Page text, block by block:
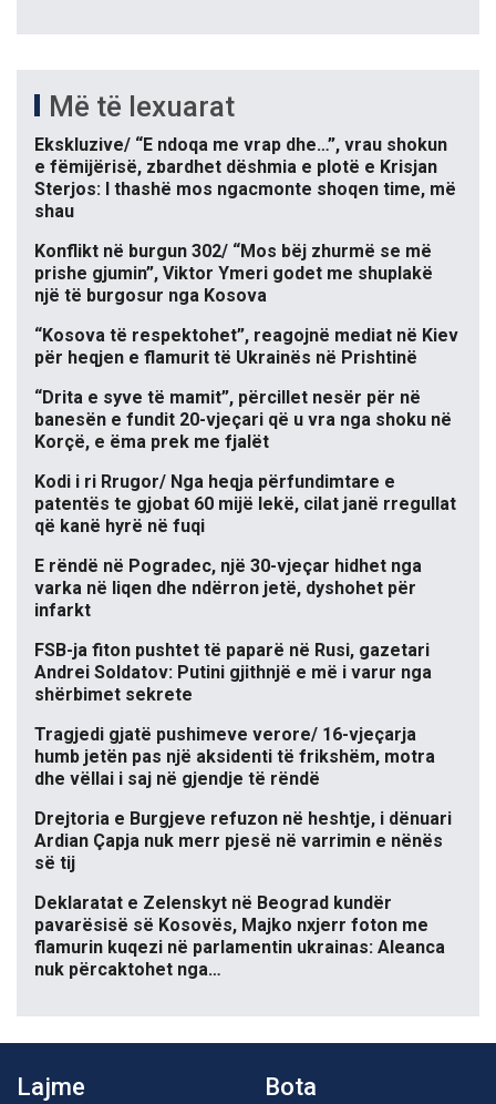
Më të lexuarat
Ekskluzive/ “E ndoqa me vrap dhe…”, vrau shokun
e fëmijërisë, zbardhet dëshmia e plotë e Krisjan
Sterjos: I thashë mos ngacmonte shoqen time, më
shau
Konflikt në burgun 302/ “Mos bëj zhurmë se më
prishe gjumin”, Viktor Ymeri godet me shuplakë
një të burgosur nga Kosova
“Kosova të respektohet”, reagojnë mediat në Kiev
për heqjen e flamurit të Ukrainës në Prishtinë
“Drita e syve të mamit”, përcillet nesër për në
banesën e fundit 20-vjeçari që u vra nga shoku në
Korçë, e ëma prek me fjalët
Kodi i ri Rrugor/ Nga heqja përfundimtare e
patentës te gjobat 60 mijë lekë, cilat janë rregullat
që kanë hyrë në fuqi
E rëndë në Pogradec, një 30-vjeçar hidhet nga
varka në liqen dhe ndërron jetë, dyshohet për
infarkt
FSB-ja fiton pushtet të paparë në Rusi, gazetari
Andrei Soldatov: Putini gjithnjë e më i varur nga
shërbimet sekrete
Tragjedi gjatë pushimeve verore/ 16-vjeçarja
humb jetën pas një aksidenti të frikshëm, motra
dhe vëllai i saj në gjendje të rëndë
Drejtoria e Burgjeve refuzon në heshtje, i dënuari
Ardian Çapja nuk merr pjesë në varrimin e nënës
së tij
Deklaratat e Zelenskyt në Beograd kundër
pavarësisë së Kosovës, Majko nxjerr foton me
flamurin kuqezi në parlamentin ukrainas: Aleanca
nuk përcaktohet nga…
Lajme Bota